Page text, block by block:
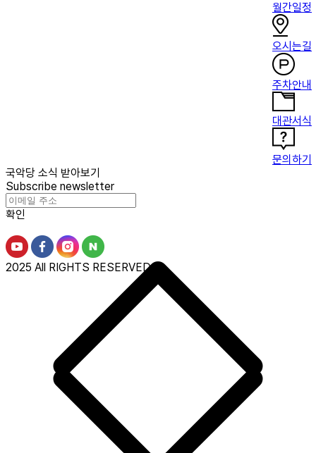
월간일정
오시는길
주차안내
대관서식
문의하기
국악당 소식 받아보기
Subscribe newsletter
확인
2025 All RIGHTS RESERVED.